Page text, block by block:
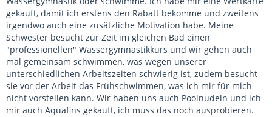
gekauft, damit ich erstens den Rabatt bekomme und zweitens
irgendwo auch eine zusätzliche Motivation habe. Meine
Schwester besucht zur Zeit im gleichen Bad einen
"professionellen" Wassergymnastikkurs und wir gehen auch
mal gemeinsam schwimmen, was wegen unserer
unterschiedlichen Arbeitszeiten schwierig ist, zudem besucht
sie vor der Arbeit das Frühschwimmen, was ich mir für mich
nicht vorstellen kann. Wir haben uns auch Poolnudeln und ich
mir auch Aquafins gekauft, ich muss das noch ausprobieren.